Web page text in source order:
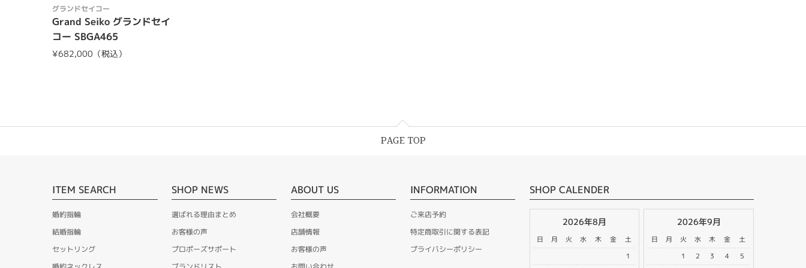
グランドセイコー
Grand Seiko グランドセイ
コー SBGA465
¥682,000（税込）
PAGE TOP
ITEM SEARCH
婚約指輪
結婚指輪
セットリング
SHOP NEWS
選ばれる理由まとめ
お客様の声
プロポーズサポート
ABOUT US
会社概要
店舗情報
お客様の声
INFORMATION
ご来店予約
特定商取引に関する表記
プライバシーポリシー
SHOP CALENDER
2026年8月
日 月 火 水 木 金
土
1
2026年9月
日 月 火 水 木 金
土
1
2 3 4 5